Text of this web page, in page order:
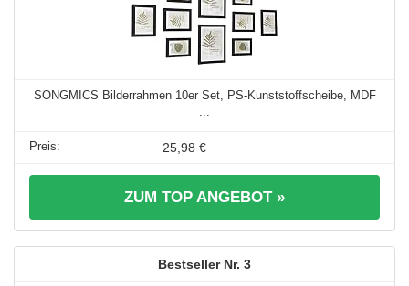
SONGMICS Bilderrahmen 10er Set, PS-Kunststoffscheibe, MDF
25,98 €
ZUM TOP ANGEBOT »
3